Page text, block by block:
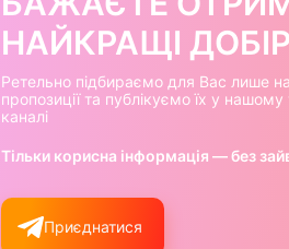
НАЙКРАЩІ
Ретельно підбираємо для Вас лише
пропозиції та публікуємо їх у
каналі
Тільки корисна інформація — без
Приєднатися